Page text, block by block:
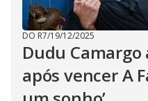
DO R7/19/12/2025
Dudu Camargo
após vencer A